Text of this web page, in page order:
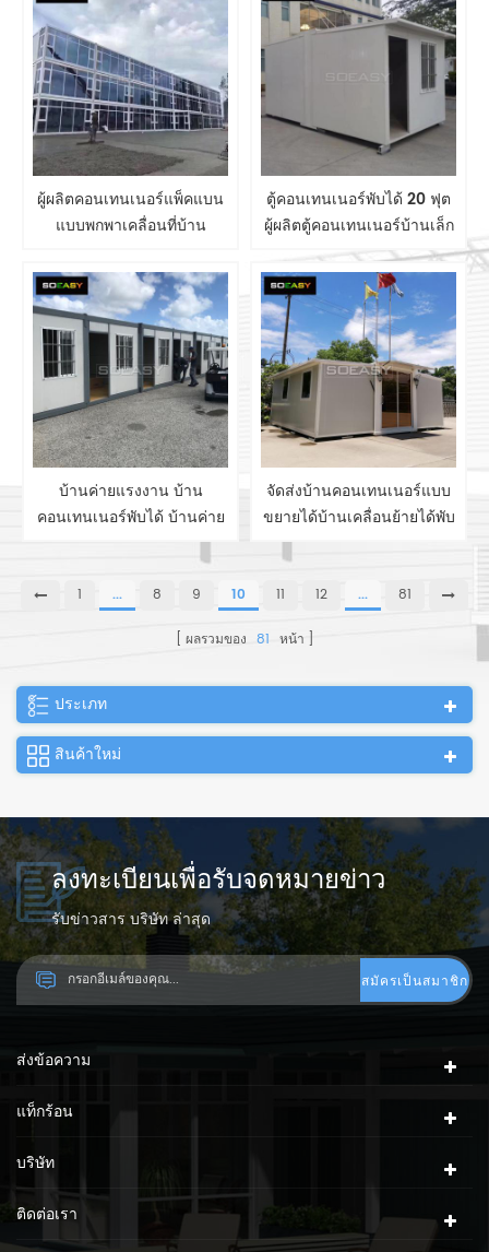
ผู้ผลิตคอนเทนเนอร์แพ็คแบน
แบบพกพาเคลื่อนที่บ้าน
สำเร็จรูป
ตู้คอนเทนเนอร์พับได้ 20 ฟุต
ผู้ผลิตตู้คอนเทนเนอร์บ้านเล็ก
ขยายได้
บ้านค่ายแรงงาน บ้าน
คอนเทนเนอร์พับได้ บ้านค่าย
จัดส่งบ้านคอนเทนเนอร์แบบ
ขยายได้บ้านเคลื่อนย้ายได้พับ
ได้ชั่วคราวแบบพกพามือถือ
1 ... 8 9 10 11 12 ... 81
ผลรวมของ 81 หน้า
ประเภท
สินค้าใหม่
ลงทะเบียนเพื่อรับจดหมายข่าว
รับข่าวสาร บริษัท ล่าสุด
ส่งข้อความ
แท็กร้อน
บริษัท
ติดต่อเรา